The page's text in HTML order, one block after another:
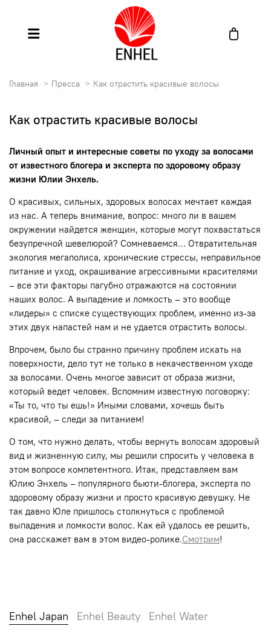
Главная Пресса Как отрастить красивые волосы
Как отрастить красивые волосы
Личный опыт и интересные советы по уходу за волосами
от известного блогера и эксперта по здоровому образу
жизни Юлии Энхель.
О красивых, сильных, здоровых волосах мечтает каждая
из нас. А теперь внимание, вопрос: много ли в вашем
окружении найдется женщин, которые могут похвастаться
безупречной шевелюрой? Сомневаемся… Отвратительная
экология мегаполиса, хронические стрессы, неправильное
питание и уход, окрашивание агрессивными красителями
– все эти факторы пагубно отражаются на состоянии
наших волос. А выпадение и ломкость – это вообще
«лидеры» с списке существующих проблем, именно из-за
этих двух напастей нам и не удается отрастить волосы.
Впрочем, было бы странно причину проблем искать на
поверхности, дело тут не только в некачественном уходе
за волосами. Очень многое зависит от образа жизни,
который ведет человек. Вспомним известную поговорку:
«Ты то, что ты ешь!» Иными словами, хочешь быть
красивой, – следи за питанием!
О том, что нужно делать, чтобы вернуть волосам здоровый
вид и жизненную силу, мы решили спросить у человека в
этом вопросе компетентного. Итак, представляем вам
Юлию Энхель – популярного бьюти-блогера, эксперта по
здоровому образу жизни и просто красивую девушку. Не
так давно Юле пришлось столкнуться с проблемой
выпадения и ломкости волос. Как ей удалось ее решить,
она расскажет вам в этом видео-ролике.Смотрим!
Enhel Japan Enhel Beauty Enhel Water